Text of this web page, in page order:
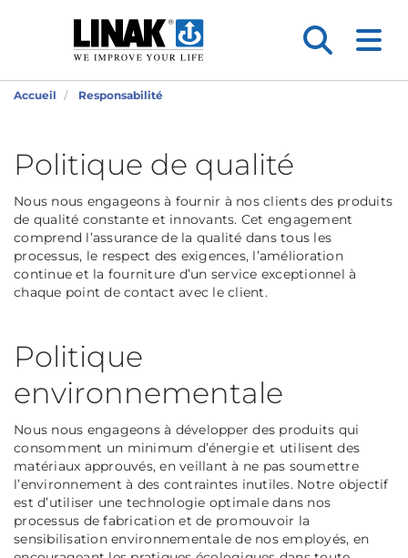
Accueil Responsabilité
Politique de qualité
Nous nous engageons à fournir à nos clients des produits
de qualité constante et innovants. Cet engagement
comprend l’assurance de la qualité dans tous les
processus, le respect des exigences, l’amélioration
continue et la fourniture d’un service exceptionnel à
chaque point de contact avec le client.
Politique
environnementale
Nous nous engageons à développer des produits qui
consomment un minimum d’énergie et utilisent des
matériaux approuvés, en veillant à ne pas soumettre
l’environnement à des contraintes inutiles. Notre objectif
est d’utiliser une technologie optimale dans nos
processus de fabrication et de promouvoir la
sensibilisation environnementale de nos employés, en